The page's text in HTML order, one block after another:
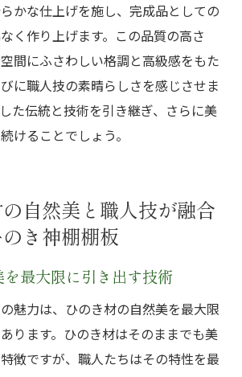
かな仕上げを施し、完成品としての
く作り上げます。この品質の高さ
間にふさわしい格調と高級感をもた
に職人技の素晴らしさを感じさせま
た伝統と技術を引き継ぎ、さらに美
けることでしょう。
自然美と職人技が融合
き神棚棚板
最大限に引き出す技術
魅力は、ひのき材の自然美を最大限
ります。ひのき材はそのままでも美
徴ですが、職人たちはその特性を最